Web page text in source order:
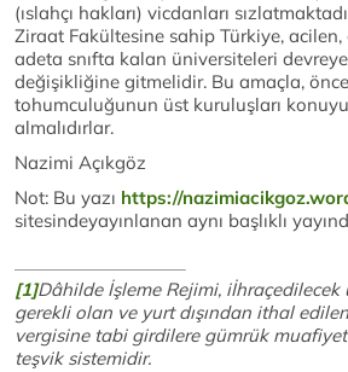
(ıslahçı hakları) vicdanları
Ziraat Fakültesine sahip Türkiye,
adeta snıfta kalan üniversiteleri
değişikliğine gitmelidir. Bu amaçla,
tohumculuğunun üst kuruluşları
almalıdırlar.
Nazimi Açıkgöz
Not: Bu yazı https://
sitesindeyayınlanan aynı başlıklı
[1]Dâhilde İşleme Rejimi, iİhraçedilecek
gerekli olan ve yurt dışından ithal
vergisine tabi girdilere gümrük
teşvik sistemidir.